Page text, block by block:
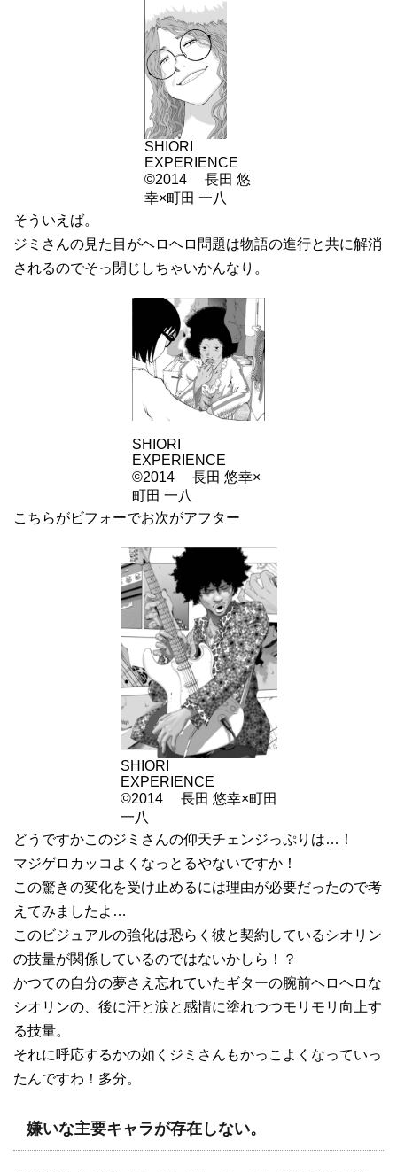
SHIORI
EXPERIENCE
©2014 長田 悠
幸×町田 一八
そういえば。
ジミさんの見た目がヘロヘロ問題は物語の進行と共に解消
されるのでそっ閉じしちゃいかんなり。
SHIORI
EXPERIENCE
©2014 長田 悠幸×
町田 一八
こちらがビフォーでお次がアフター
SHIORI
EXPERIENCE
©2014 長田 悠幸×町田
一八
どうですかこのジミさんの仰天チェンジっぷりは…！
マジゲロカッコよくなっとるやないですか！
この驚きの変化を受け止めるには理由が必要だったので考
えてみましたよ…
このビジュアルの強化は恐らく彼と契約しているシオリン
の技量が関係しているのではないかしら！？
かつての自分の夢さえ忘れていたギターの腕前ヘロヘロな
シオリンの、後に汗と涙と感情に塗れつつモリモリ向上す
る技量。
それに呼応するかの如くジミさんもかっこよくなっていっ
たんですわ！多分。
嫌いな主要キャラが存在しない。